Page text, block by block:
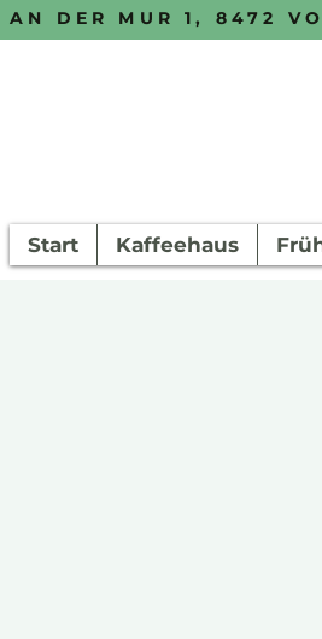
AN DER MUR 1, 8472
Start Kaffeehaus